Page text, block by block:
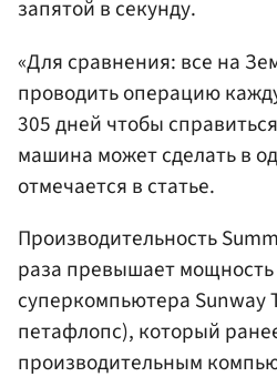
запятой в секунду.
«Для сравнения: все на
проводить операцию
305 дней чтобы
машина может сделать в
отмечается в статье.
Производительность
раза превышает мощность
суперкомпьютера Sunway
петафлопс), который
производительным